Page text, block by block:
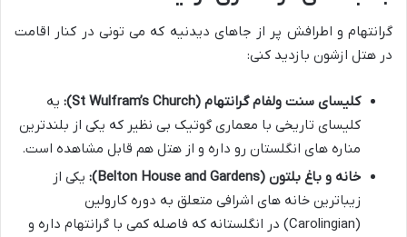
گرانتهام و اطرافش پر از جاهای دیدنیه که می تونی در کنار اقامت
در هتل ازشون بازدید کنی:
کلیسای سنت ولفام گرانتهام (St Wulfram’s Church):
یه
کلیسای تاریخی با معماری گوتیک بی نظیر که یکی از بلندترین
مناره های انگلستان رو داره و از هتل هم قابل مشاهده است.
خانه و باغ بلتون (Belton House and Gardens):
یکی از
زیباترین خانه های اشرافی متعلق به دوره کارولین
(Carolingian) در انگلستانه که فاصله کمی با گرانتهام داره و